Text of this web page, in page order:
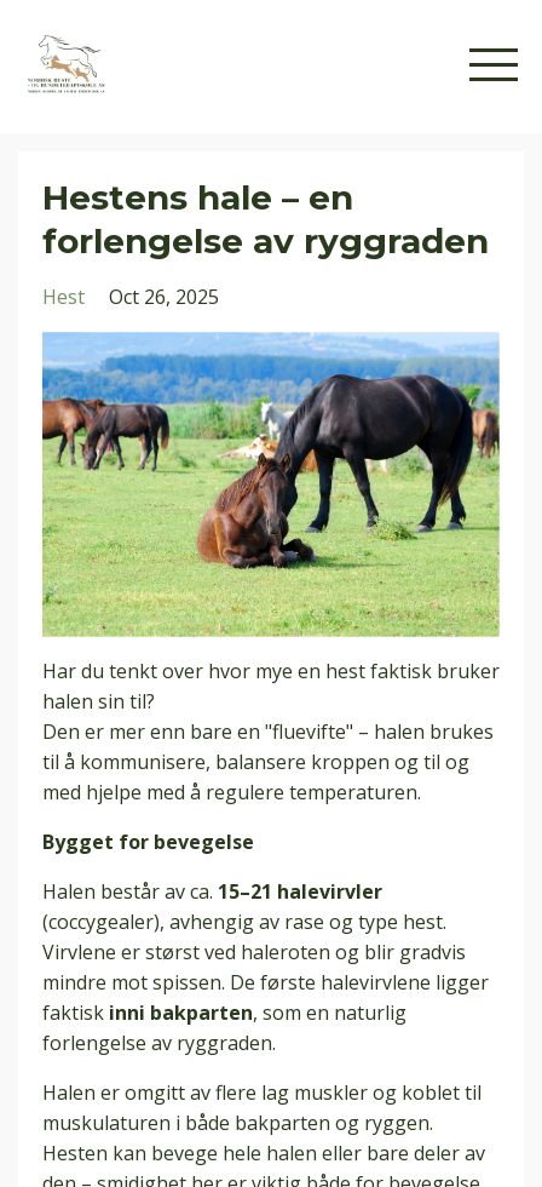
Hestens hale – en
forlengelse av ryggraden
Hest Oct 26, 2025
Har du tenkt over hvor mye en hest faktisk bruker
halen sin til?
Den er mer enn bare en "fluevifte" – halen brukes
til å kommunisere, balansere kroppen og til og
med hjelpe med å regulere temperaturen.
Bygget for bevegelse
Halen består av ca. 15–21 halevirvler
(coccygealer), avhengig av rase og type hest.
Virvlene er størst ved haleroten og blir gradvis
mindre mot spissen. De første halevirvlene ligger
faktisk inni bakparten, som en naturlig
forlengelse av ryggraden.
Halen er omgitt av flere lag muskler og koblet til
muskulaturen i både bakparten og ryggen.
Hesten kan bevege hele halen eller bare deler av